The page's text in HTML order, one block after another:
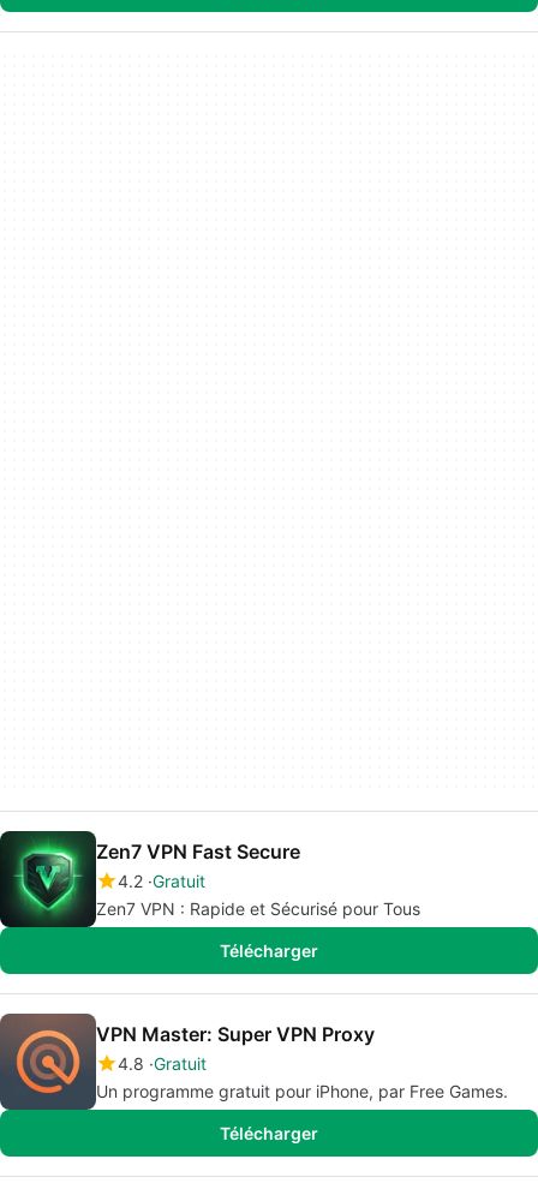
Zen7 VPN Fast Secure
4.2 Gratuit
Zen7 VPN : Rapide et Sécurisé pour Tous
Télécharger
VPN Master: Super VPN Proxy
4.8 Gratuit
Un programme gratuit pour iPhone, par Free Games.
Télécharger